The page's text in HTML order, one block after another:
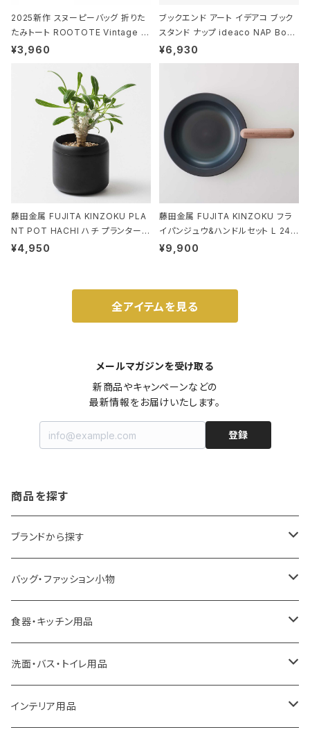
2025新作 スヌーピーバッグ 折りた
たみトート ROOTOTE Vintage P
EANUTS ROO-shopper mid 84
ド.ピーナッツ-0P 3Dグラス
¥3,960
ブックエンド アート イデアコ ブック
スタンド ナップ ideaco NAP Book
stand ブラウン
¥6,930
藤田金属 FUJITA KINZOKU PLA
NT POT HACHI ハチ プランターポ
ット 3号 ブラック
¥4,950
藤田金属 FUJITA KINZOKU フラ
イパンジュウ&ハンドルセット L 24c
m ガス火・IH対応 鉄フライパン ウォ
¥9,900
全アイテムを見る
メールマガジンを受け取る
新商品やキャンペーンなどの
最新情報をお届けいたします。
登録
商品を探す
ブランドから探す
LOQI
ideaco
a.depeche
ROOTOTE
バッグ・ファッション小物
エコバッグ
アクセサリー
トートバッグ
食器・キッチン用品
キッチンラック
キッチンペーパーホルダー
洗面・バス・トイレ用品
洗面用品
インテリア用品